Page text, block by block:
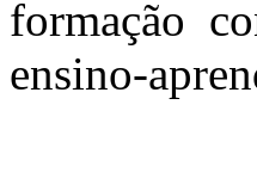
formação
ensino-